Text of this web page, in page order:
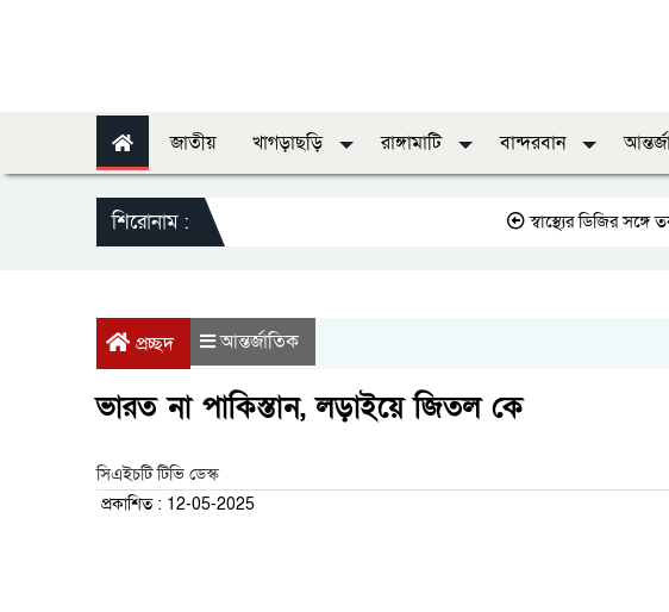
জাতীয় খাগড়াছড়ি রাঙ্গামাটি বান্দরবান
শিরোনাম : স্বাস্থ্যের ডিজির সঙ্গে তর্ক:
প্রচ্ছদ আন্তর্জাতিক
ভারত না পাকিস্তান, লড়াইয়ে জিতল কে
সিএইচটি টিভি ডেস্ক
প্রকাশিত : 12-05-2025